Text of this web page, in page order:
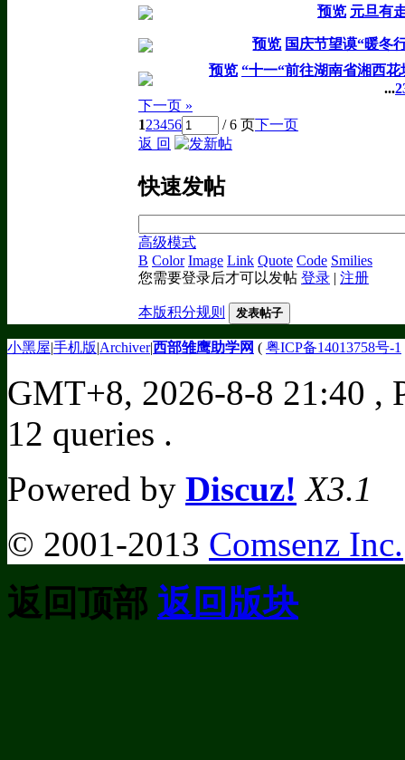
预览 元旦有
预览 国庆节望谟“暖冬
预览 “十一“前往湖南省湘西
...2
下一页 »
123456 / 6 页下一页
返 回
快速发帖
高级模式
B Color Image Link Quote Code Smilies
您需要登录后才可以发帖 登录 | 注册
本版积分规则 发表帖子
小黑屋|手机版|Archiver|西部雏鹰助学网 ( 粤ICP备14013758号-1
GMT+8, 2026-8-8 21:40 ,
12 queries .
Powered by Discuz! X3.1
© 2001-2013 Comsenz Inc.
返回顶部 返回版块